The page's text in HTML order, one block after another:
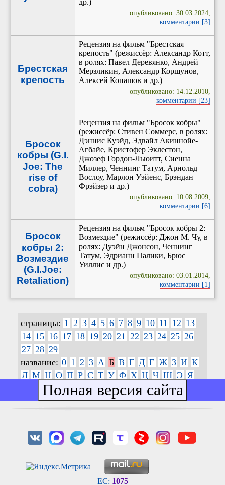
опубликовано: 30.03.2024,
комментарии [3]
Брестская
крепость
Рецензия на фильм "Брестская
крепость" (режиссёр: Александр Котт,
в ролях: Павел Деревянко, Андрей
Мерзликин, Александр Коршунов,
Алексей Копашов и др.)
опубликовано: 14.12.2010,
комментарии [23]
Бросок
кобры (G.I.
Joe: The
rise of
cobra)
Рецензия на фильм "Бросок кобры"
(режиссёр: Стивен Соммерс, в ролях:
Дэннис Куэйд, Эдвайл Акиннойе-
Агбайе, Кристофер Эклестон,
Джозеф Гордон-Льюитт, Сиенна
Миллер, Ченнинг Татум, Арнольд
Вослоу, Марлон Уэйенс, Брэндан
Фрэйзер и др.)
опубликовано: 10.08.2009,
комментарии [6]
Бросок
кобры 2:
Возмездие
(G.I.Joe:
Retaliation)
Рецензия на фильм "Бросок кобры 2:
Возмездие" (режиссёр: Джон М. Чу, в
ролях: Дуэйн Джонсон, Ченнинг
Татум, Эдрианн Палики, Брюс
Уиллис и др.)
опубликовано: 03.01.2014,
комментарии [1]
страницы: 1 2 3 4 5 6 7 8 9 10 11 12 13
14 15 16 17 18 19 20 21 22 23 24 25 26
27 28 29
название: 0 1 2 3 А Б В Г Д Е Ж З И К
Л М Н О П Р С Т У Ф Х Ц Ч Ш Э Я
EC: 1075